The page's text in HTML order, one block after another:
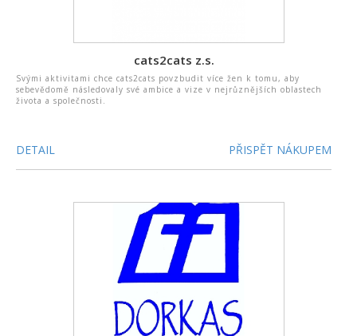
cats2cats z.s.
Svými aktivitami chce cats2cats povzbudit více žen k tomu, aby
sebevědomě následovaly své ambice a vize v nejrůznějších oblastech
života a společnosti.
DETAIL PŘISPĚT NÁKUPEM